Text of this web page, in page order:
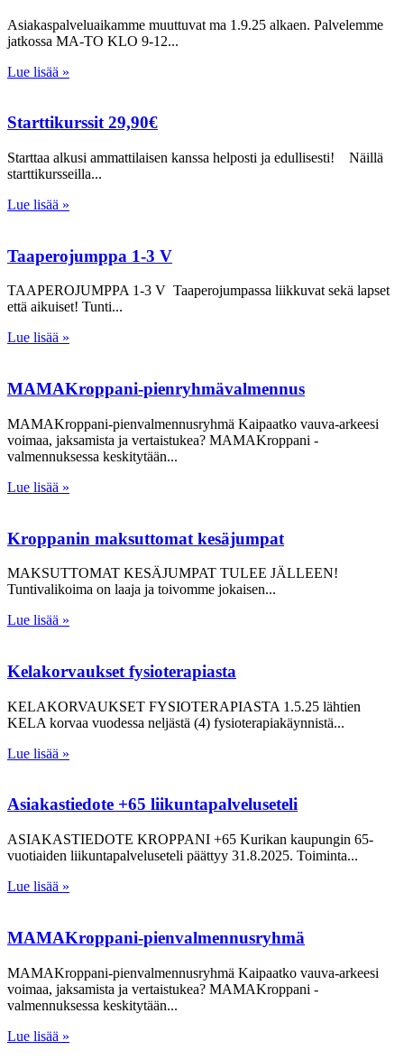
Asiakaspalveluaikamme muuttuvat ma 1.9.25 alkaen. Palvelemme
jatkossa MA-TO KLO 9-12
Lue lisää »
Starttikurssit 29,90€
Starttaa alkusi ammattilaisen kanssa helposti ja edullisesti! Näillä
starttikursseilla
Lue lisää »
Taaperojumppa 1-3 V
TAAPEROJUMPPA 1-3 V Taaperojumpassa liikkuvat sekä lapset
että aikuiset! Tunti
Lue lisää »
MAMAKroppani-pienryhmävalmennus
MAMAKroppani-pienvalmennusryhmä Kaipaatko vauva-arkeesi
voimaa, jaksamista ja vertaistukea? MAMAKroppani -
valmennuksessa keskitytään
Lue lisää »
Kroppanin maksuttomat kesäjumpat
MAKSUTTOMAT KESÄJUMPAT TULEE JÄLLEEN!
Tuntivalikoima on laaja ja toivomme jokaisen
Lue lisää »
Kelakorvaukset fysioterapiasta
KELAKORVAUKSET FYSIOTERAPIASTA 1.5.25 lähtien
KELA korvaa vuodessa neljästä (4) fysioterapiakäynnistä
Lue lisää »
Asiakastiedote +65 liikuntapalveluseteli
ASIAKASTIEDOTE KROPPANI +65 Kurikan kaupungin 65-
vuotiaiden liikuntapalveluseteli päättyy 31.8.2025. Toiminta
Lue lisää »
MAMAKroppani-pienvalmennusryhmä
MAMAKroppani-pienvalmennusryhmä Kaipaatko vauva-arkeesi
voimaa, jaksamista ja vertaistukea? MAMAKroppani -
valmennuksessa keskitytään
Lue lisää »